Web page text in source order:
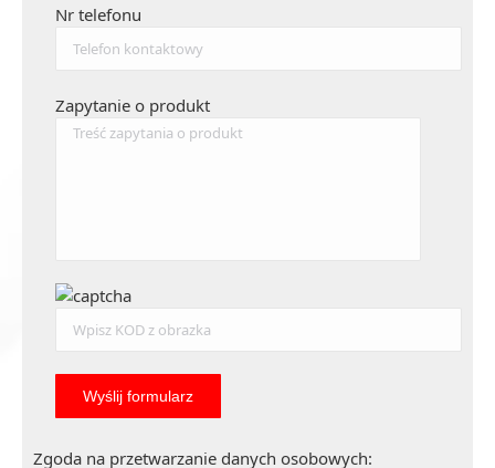
Nr telefonu
Zapytanie o produkt
Zgoda na przetwarzanie danych osobowych: